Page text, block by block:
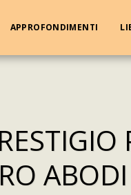
APPROFONDIMENTI
ABODI